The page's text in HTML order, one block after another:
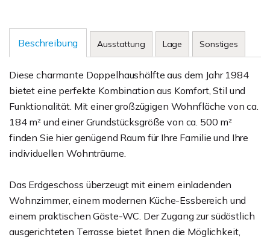
Beschreibung Ausstattung Lage Sonstiges
Diese charmante Doppelhaushälfte aus dem Jahr 1984
bietet eine perfekte Kombination aus Komfort, Stil und
Funktionalität. Mit einer großzügigen Wohnfläche von ca.
184 m² und einer Grundstücksgröße von ca. 500 m²
finden Sie hier genügend Raum für Ihre Familie und Ihre
individuellen Wohnträume.
Das Erdgeschoss überzeugt mit einem einladenden
Wohnzimmer, einem modernen Küche-Essbereich und
einem praktischen Gäste-WC. Der Zugang zur südöstlich
ausgerichteten Terrasse bietet Ihnen die Möglichkeit,